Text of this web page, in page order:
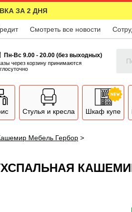
ЗА 2 ДНЯ
Смотреть все новости
Пн-Вс 9.00 - 20.00 (без выходных)
через корзину принимаются
Стулья и кресла Шкаф купе
Мебель Гербор >